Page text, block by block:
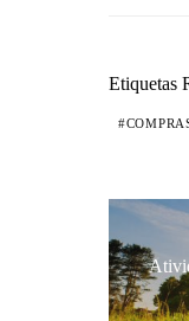
Etiquetas